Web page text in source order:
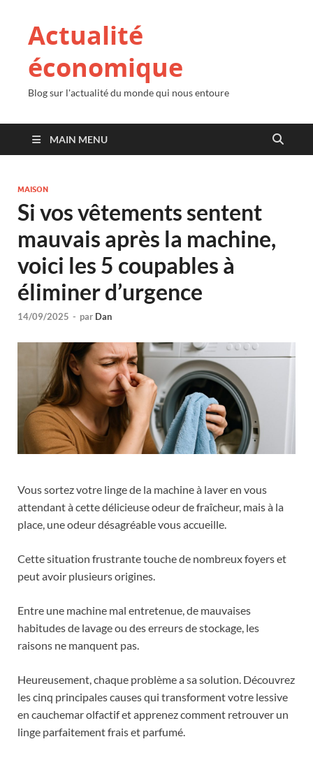
Actualité
économique
Blog sur l'actualité du monde qui nous entoure
MAIN MENU
MAISON
Si vos vêtements sentent
mauvais après la machine,
voici les 5 coupables à
éliminer d’urgence
14/09/2025 - par Dan
Vous sortez votre linge de la machine à laver en vous
attendant à cette délicieuse odeur de fraîcheur, mais à la
place, une odeur désagréable vous accueille.
Cette situation frustrante touche de nombreux foyers et
peut avoir plusieurs origines.
Entre une machine mal entretenue, de mauvaises
habitudes de lavage ou des erreurs de stockage, les
raisons ne manquent pas.
Heureusement, chaque problème a sa solution. Découvrez
les cinq principales causes qui transforment votre lessive
en cauchemar olfactif et apprenez comment retrouver un
linge parfaitement frais et parfumé.